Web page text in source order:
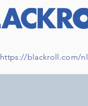
https://blackroll.com/nl